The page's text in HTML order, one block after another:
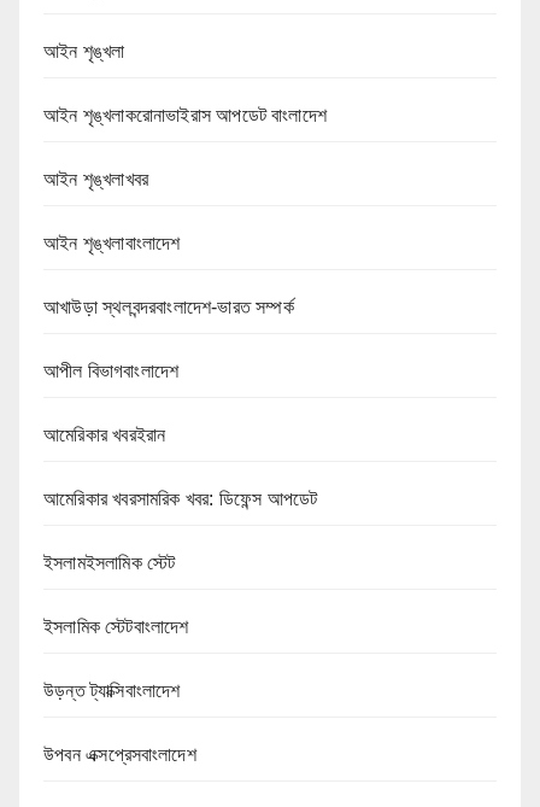
আইন শৃঙ্খলা
আইন শৃঙ্খলাকরোনাভাইরাস আপডেট বাংলাদেশ
আইন শৃঙ্খলাখবর
আইন শৃঙ্খলাবাংলাদেশ
আখাউড়া স্থলবন্দরবাংলাদেশ-ভারত সম্পর্ক
আপীল বিভাগবাংলাদেশ
আমেরিকার খবরইরান
আমেরিকার খবরসামরিক খবর: ডিফেন্স আপডেট
ইসলামইসলামিক স্টেট
ইসলামিক স্টেটবাংলাদেশ
উড়ন্ত ট্যাক্সিবাংলাদেশ
উপবন এক্সপ্রেসবাংলাদেশ